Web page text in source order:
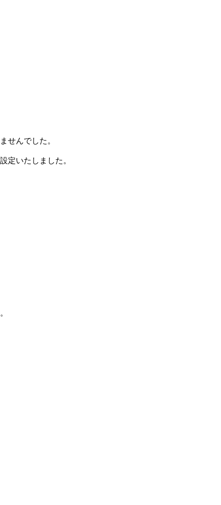
せんでした。
定いたしました。